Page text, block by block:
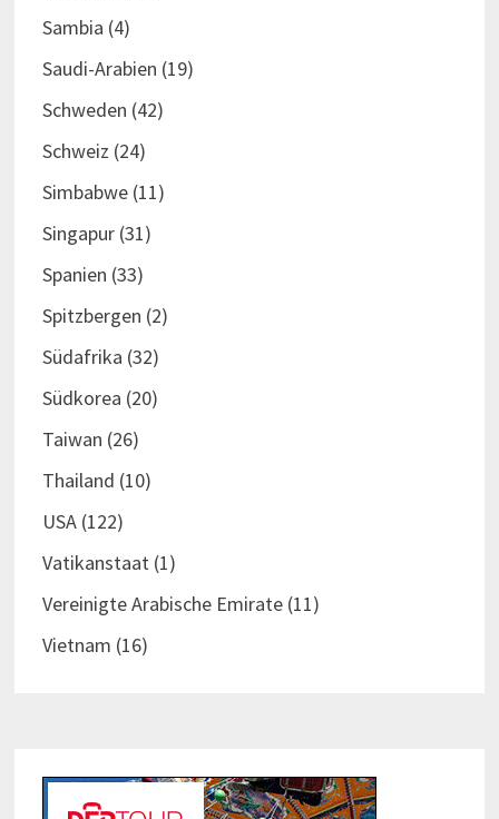
Sambia (4)
Saudi-Arabien (19)
Schweden (42)
Schweiz (24)
Simbabwe(11)
Singapur(31)
Spanien (33)
Spitzbergen (2)
Südafrika (32)
Südkorea (20)
Taiwan (26)
Thailand (10)
USA(122)
Vatikanstaat (1)
Vereinigte Arabische Emirate(11)
Vietnam (16)